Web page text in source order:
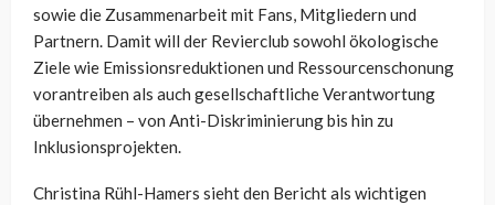
sowie die Zusammenarbeit mit Fans, Mitgliedern und
Partnern. Damit will der Revierclub sowohl ökologische
Ziele wie Emissionsreduktionen und Ressourcenschonung
vorantreiben als auch gesellschaftliche Verantwortung
übernehmen – von Anti-Diskriminierung bis hin zu
Inklusionsprojekten.
Christina Rühl-Hamers sieht den Bericht als wichtigen